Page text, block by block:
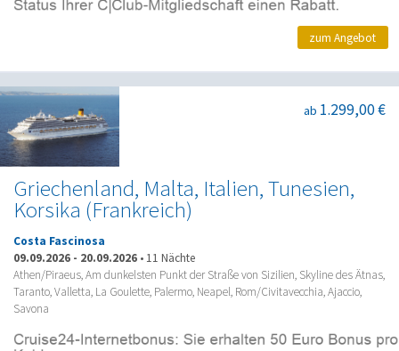
zum Angebot
Griechenland, Malta, Italien, Tunesien,
Korsika (Frankreich)
ab 1.299,00 €
Costa Fascinosa
09.09.2026 - 20.09.2026 • 11 Nächte
Athen/Piraeus, Am dunkelsten Punkt der Straße von Sizilien, Skyline des Ätnas,
Taranto, Valletta, La Goulette, Palermo, Neapel, Rom/Civitavecchia, Ajaccio,
Savona